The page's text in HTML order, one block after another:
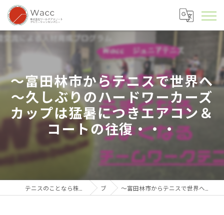
～富田林市からテニスで世界へ
～久しぶりのハードワーカーズ
カップは猛暑につきエアコン＆
コートの往復・・・
ブログ ～富田林市からテニスで世界へ～久しぶりのハードワーカーズカップは猛暑につきエアコン＆コートの往復・・・